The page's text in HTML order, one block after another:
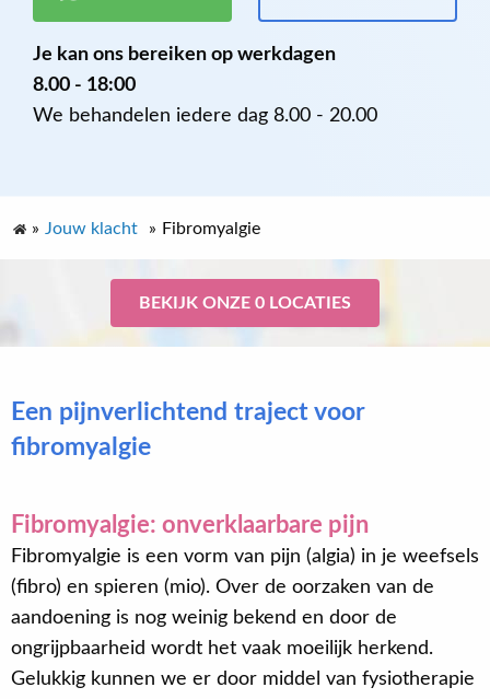
Je kan ons bereiken op werkdagen
8.00 - 18:00
We behandelen iedere dag 8.00 - 20.00
» Jouw klacht » Fibromyalgie
BEKIJK ONZE 0 LOCATIES
Een pijnverlichtend traject voor
fibromyalgie
Fibromyalgie: onverklaarbare pijn
Fibromyalgie is een vorm van pijn (algia) in je weefsels
(fibro) en spieren (mio). Over de oorzaken van de
aandoening is nog weinig bekend en door de
ongrijpbaarheid wordt het vaak moeilijk herkend.
Gelukkig kunnen we er door middel van fysiotherapie